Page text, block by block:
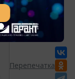
Перепечатка